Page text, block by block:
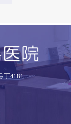
丁4181